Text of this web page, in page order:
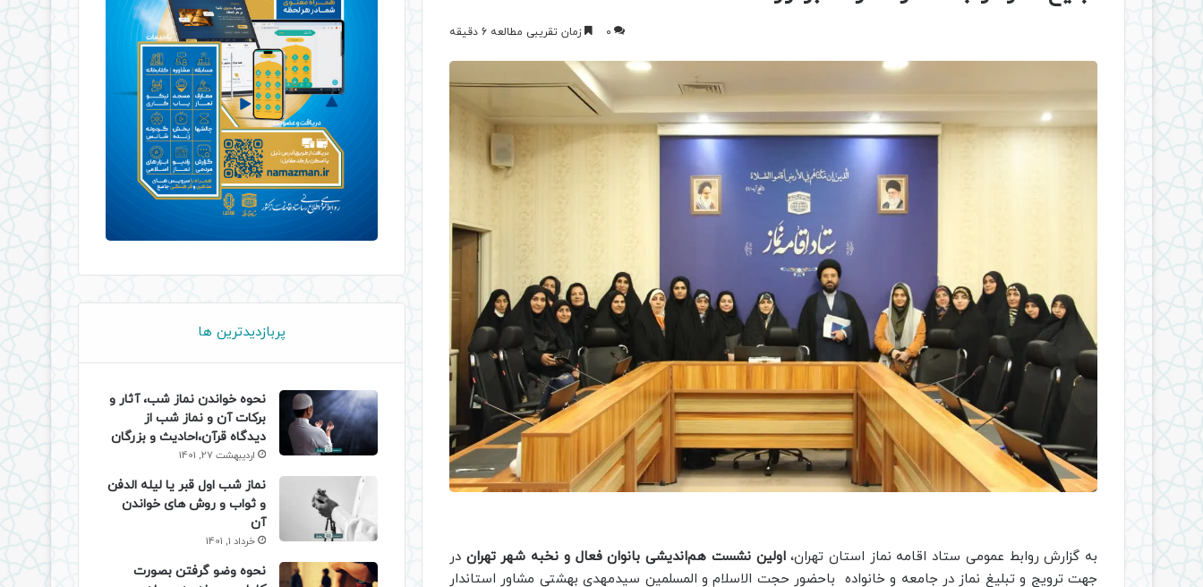
0 زمان تقریبی مطالعه 6 دقیقه
به گزارش روابط عمومی ستاد اقامه نماز استان تهران،اولین نشست هم‌اندیشی بانوان فعال و نخبه‌ شهر تهران در
جهت ترویج و تبلیغ نماز در جامعه و خانواده باحضور حجت الاسلام و المسلمین سیدمهدی بهشتی مشاور استاندار
پربازدیدترین ها
نحوه خواندن نماز شب، آثار و
برکات آن و نماز شب از
دیدگاه قرآن،احادیث و بزرگان
اردیبهشت 27, 1401
نماز شب اول قبر یا لیله الدفن
و ثواب و روش های خواندن
آن
خرداد 1, 1401
نحوه وضو گرفتن بصورت